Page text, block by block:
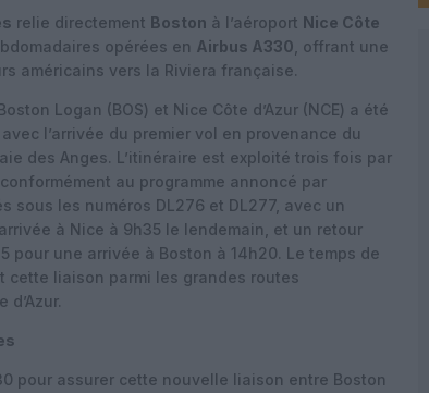
relie directement Boston à l’aéroport Nice Côte
opérées en Airbus A330 , offrant une
américains vers la Riviera française.
Logan (BOS) et Nice Côte d’Azur (NCE) a été
l’arrivée du premier vol en provenance du
des Anges. L’itinéraire est exploité trois fois par
au programme annoncé par
sous les numéros DL276 et DL277, avec un
à Nice à 9h35 le lendemain, et un retour
pour une arrivée à Boston à 14h20. Le temps de
cette liaison parmi les grandes routes
pour assurer cette nouvelle liaison entre Boston